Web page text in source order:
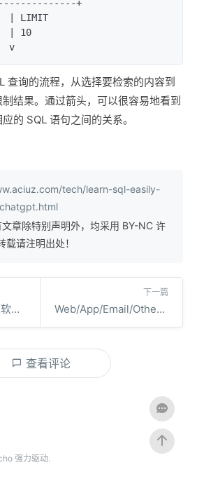
+
| LIMIT
| 10
v
查询的流程，从选择要检索的内容到
结果。通过箭头，可以很容易地看到
的 SQL 语句之间的关系。
tech/learn-sql-easily-
章除特别声明外，均采用 BY-NC 许
请注明出处！
OSS Insight | 开源软件分析
下一篇
Web/App/Email/Others 灵感类网站合集
查看评论
强力驱动.